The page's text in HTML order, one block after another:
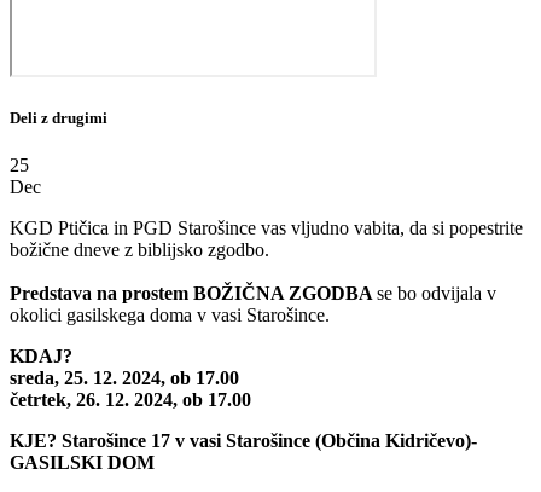
Deli z drugimi
25
Dec
KGD Ptičica in PGD Starošince vas vljudno vabita, da si popestrite
božične dneve z biblijsko zgodbo.
Predstava na prostem BOŽIČNA ZGODBA se bo odvijala v
okolici gasilskega doma v vasi Starošince.
KDAJ?
sreda, 25. 12. 2024, ob 17.00
četrtek, 26. 12. 2024, ob 17.00
KJE? Starošince 17 v vasi Starošince (Občina Kidričevo)-
GASILSKI DOM